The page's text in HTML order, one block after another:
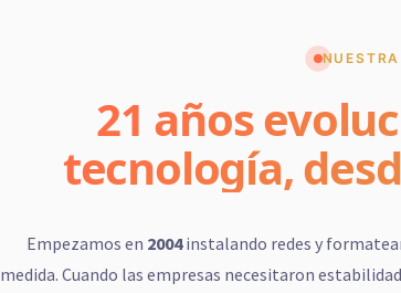
21 años
tecnología,
Empezamos en 2004instalando redes y
medida. Cuando las empresas necesitaron